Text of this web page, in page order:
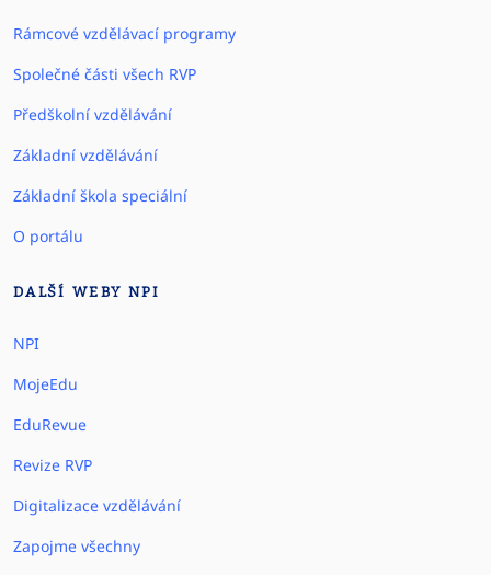
Rámcové vzdělávací programy
Společné části všech RVP
Předškolní vzdělávání
Základní vzdělávání
Základní škola speciální
O portálu
DALŠÍ WEBY NPI
NPI
MojeEdu
EduRevue
Revize RVP
Digitalizace vzdělávání
Zapojme všechny